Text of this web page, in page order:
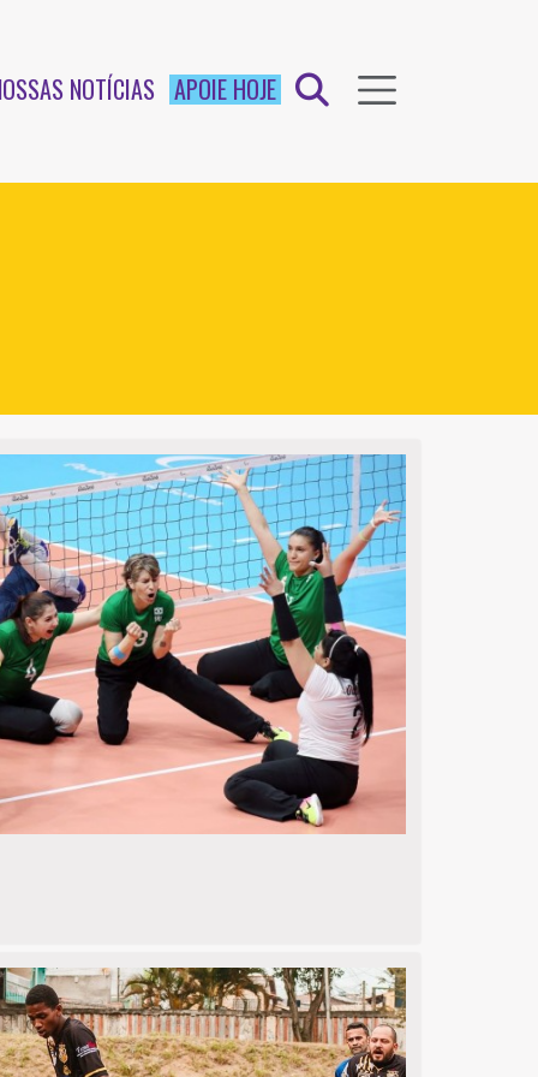
NOTÍCIAS APOIE HOJE